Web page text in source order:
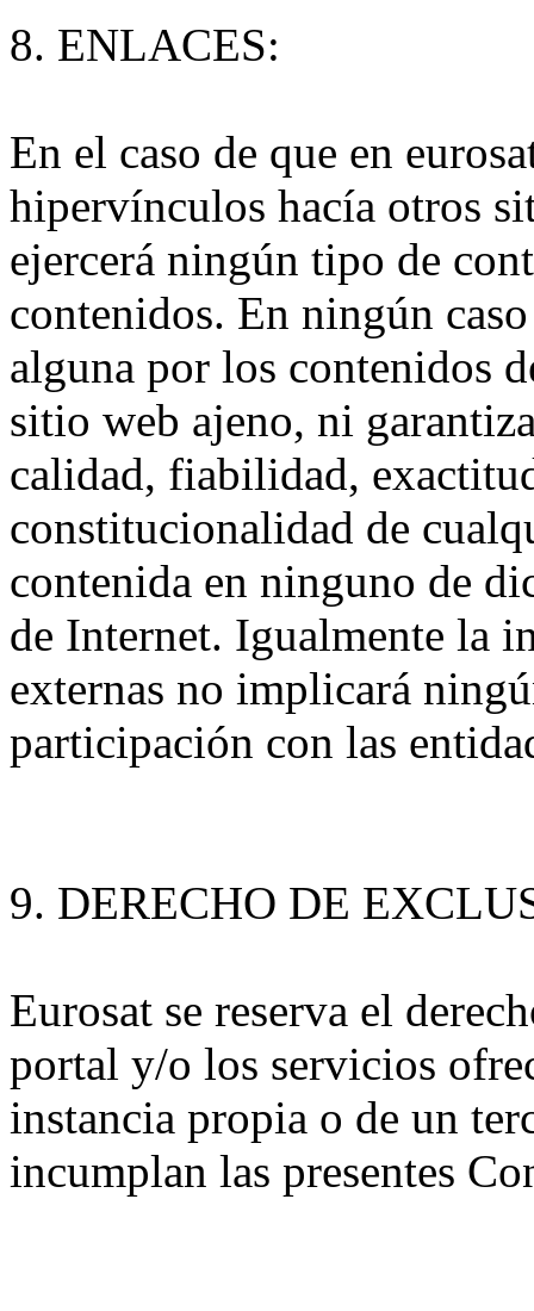
8. ENLACES:
En el caso de que en
hipervínculos hacía otros
ejercerá ningún tipo de
contenidos. En ningún
alguna por los contenidos
sitio web ajeno, ni
calidad, fiabilidad,
constitucionalidad de
contenida en ninguno de
de Internet. Igualmente la
externas no implicará
participación con las
9. DERECHO DE
Eurosat se reserva el
portal y/o los servicios
instancia propia o de un
incumplan las presentes